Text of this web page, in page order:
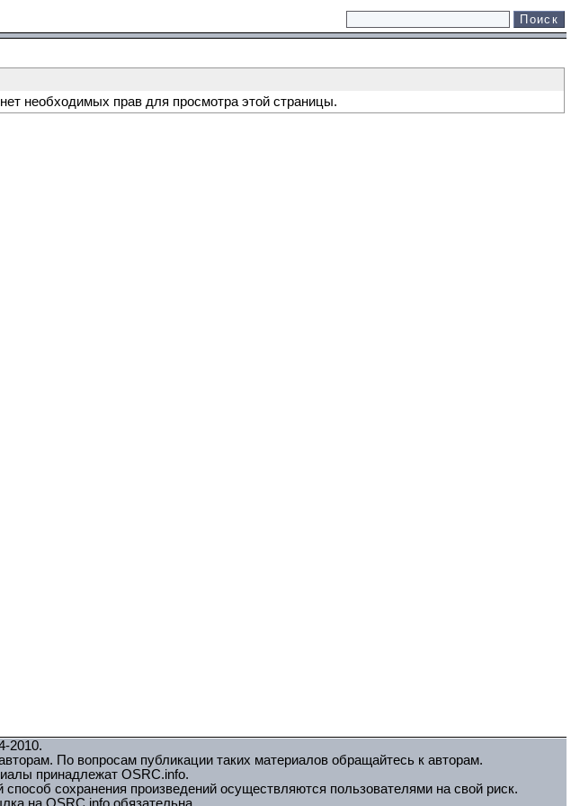
необходимых прав для просмотра этой страницы.
2010.
По вопросам публикации таких материалов обращайтесь к авторам.
принадлежат OSRC.info.
сохранения произведений осуществляются пользователями на свой риск.